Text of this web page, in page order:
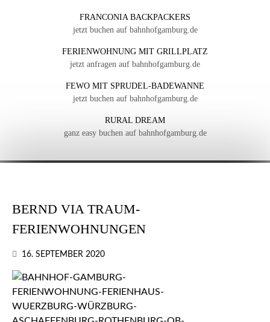
FRANCONIA BACKPACKERS
jetzt buchen auf bahnhofgamburg.de
FERIENWOHNUNG MIT GRILLPLATZ
jetzt anfragen auf bahnhofgamburg.de
FEWO MIT SPRUDEL-BADEWANNE
jetzt buchen auf bahnhofgamburg.de
RURAL DREAM
ganz easy buchen auf bahnhofgamburg.de
BERND VIA TRAUM-
FERIENWOHNUNGEN
16. SEPTEMBER 2020